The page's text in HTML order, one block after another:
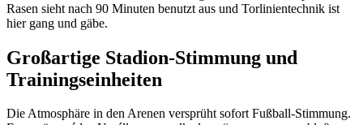
Rasen sieht nach 90 Minuten benutzt aus und Torlinientechnik ist
hier gang und gäbe.
Großartige Stadion-Stimmung und
Trainingseinheiten
Die Atmosphäre in den Arenen versprüht sofort Fußball-Stimmung.